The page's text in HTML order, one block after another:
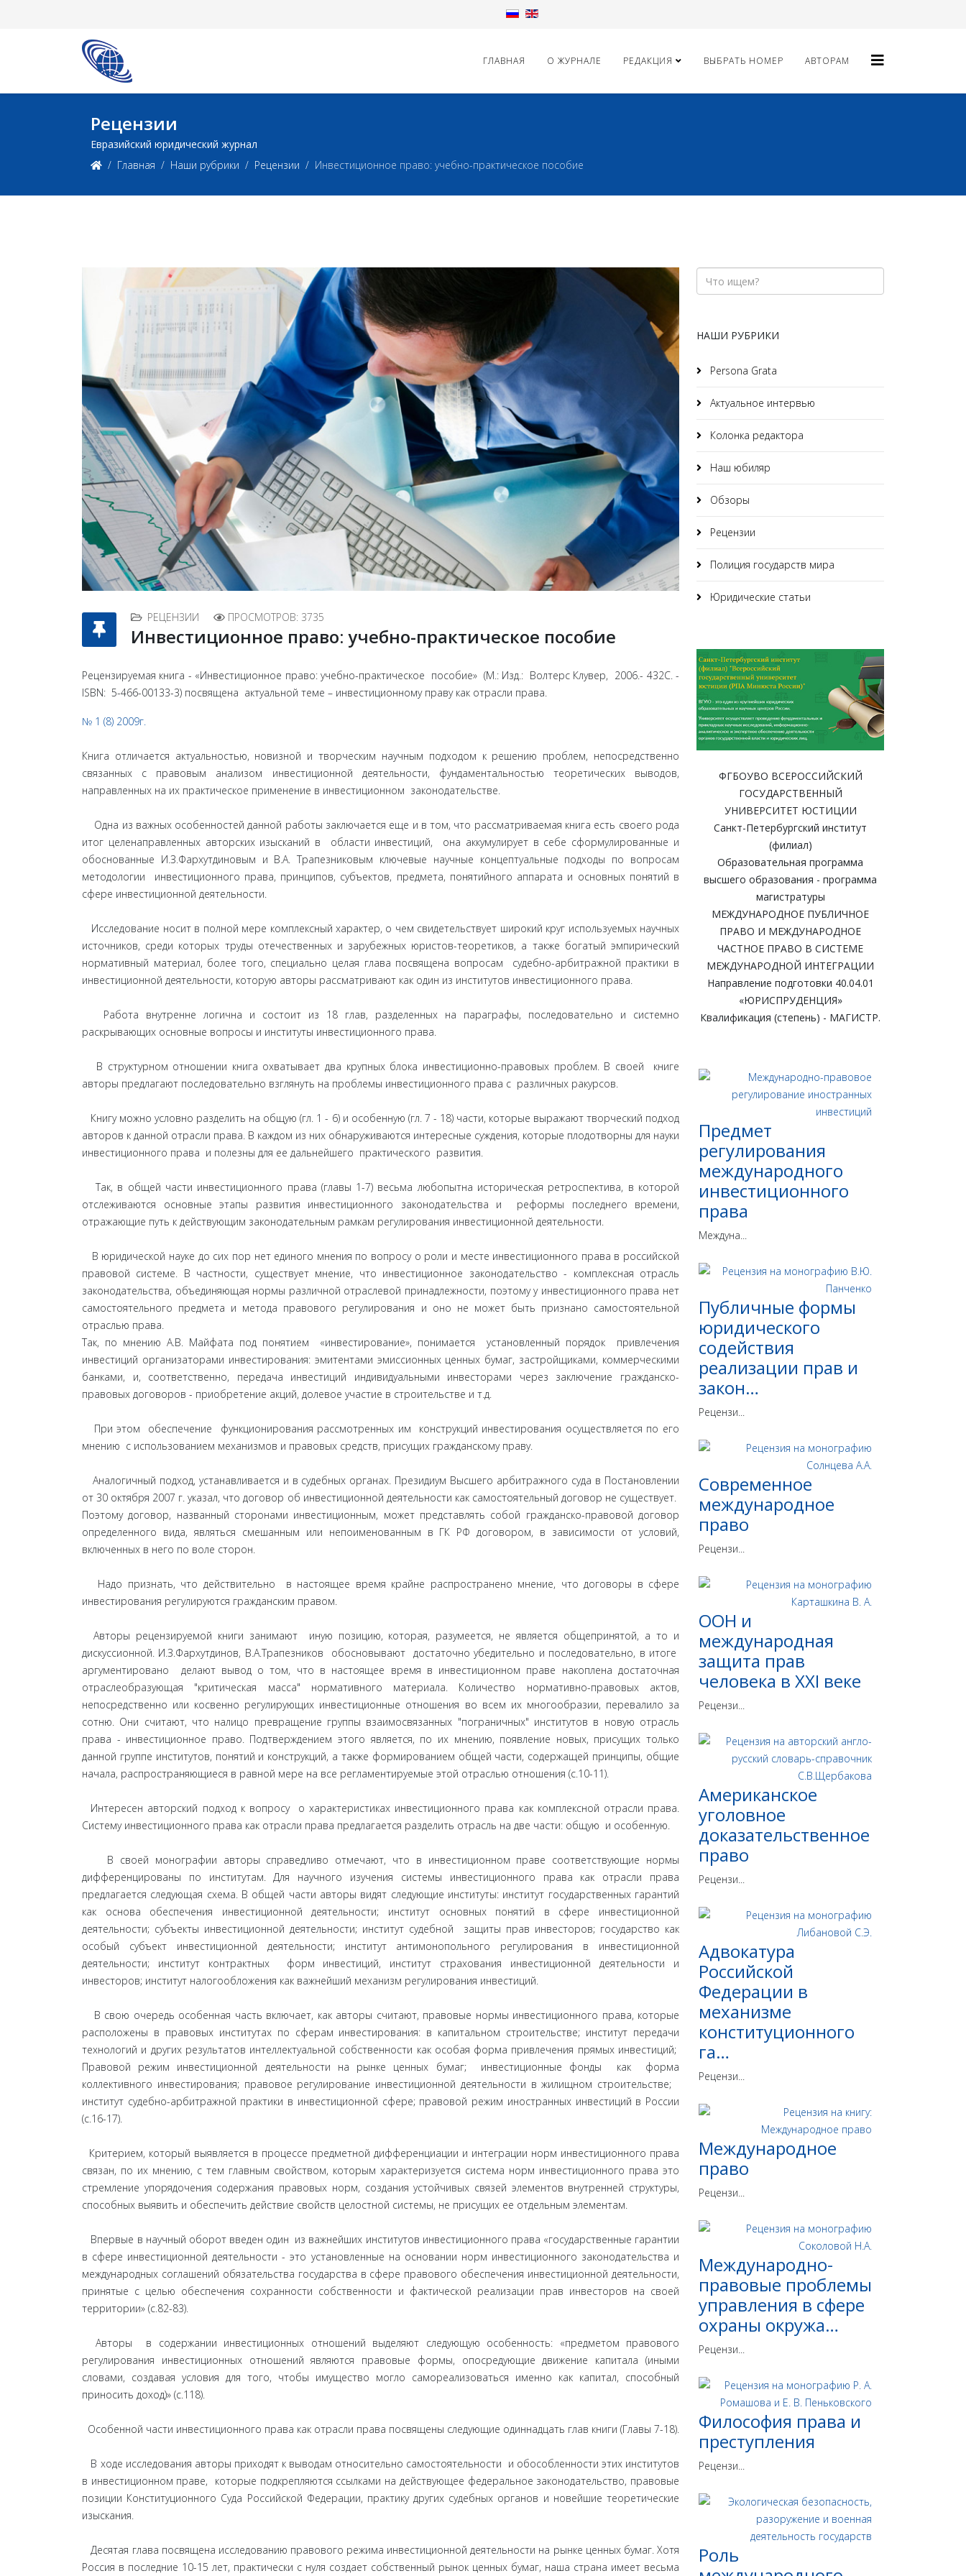
ГЛАВНАЯ О ЖУРНАЛЕ РЕДАКЦИЯ ВЫБРАТЬ НОМЕР АВТОРАМ
Рецензии
Евразийский юридический журнал
Главная
Наши рубрики Рецензии Инвестиционное право: учебно-практическое пособие
РЕЦЕНЗИИ ПРОСМОТРОВ: 3735
Инвестиционное право: учебно-практическое пособие
Рецензируемая книга - «Инвестиционное право: учебно-практическое пособие» (М.: Изд.: Волтерс Клувер, 2006.- 432С. -
ISBN: 5-466-00133-3) посвящена актуальной теме – инвестиционному праву как отрасли права.
№ 1 (8) 2009г.
Книга отличается актуальностью, новизной и творческим научным подходом к решению проблем, непосредственно
связанных с правовым анализом инвестиционной деятельности, фундаментальностью теоретических выводов,
направленных на их практическое применение в инвестиционном законодательстве.
Одна из важных особенностей данной работы заключается еще и в том, что рассматриваемая книга есть своего рода
итог целенаправленных авторских изысканий в области инвестиций, она аккумулирует в себе сформулированные и
обоснованные И.З.Фархутдиновым и В.А. Трапезниковым ключевые научные концептуальные подходы по вопросам
методологии инвестиционного права, принципов, субъектов, предмета, понятийного аппарата и основных понятий в
сфере инвестиционной деятельности.
Исследование носит в полной мере комплексный характер, о чем свидетельствует широкий круг используемых научных
источников, среди которых труды отечественных и зарубежных юристов-теоретиков, а также богатый эмпирический
нормативный материал, более того, специально целая глава посвящена вопросам судебно-арбитражной практики в
инвестиционной деятельности, которую авторы рассматривают как один из институтов инвестиционного права.
Работа внутренне логична и состоит из 18 глав, разделенных на параграфы, последовательно и системно
раскрывающих основные вопросы и институты инвестиционного права.
В структурном отношении книга охватывает два крупных блока инвестиционно-правовых проблем. В своей книге
авторы предлагают последовательно взглянуть на проблемы инвестиционного права с различных ракурсов.
Книгу можно условно разделить на общую (гл. 1 - 6) и особенную (гл. 7 - 18) части, которые выражают творческий подход
авторов к данной отрасли права. В каждом из них обнаруживаются интересные суждения, которые плодотворны для науки
инвестиционного права и полезны для ее дальнейшего практического развития.
Так, в общей части инвестиционного права (главы 1-7) весьма любопытна историческая ретроспектива, в которой
отслеживаются основные этапы развития инвестиционного законодательства и реформы последнего времени,
отражающие путь к действующим законодательным рамкам регулирования инвестиционной деятельности.
В юридической науке до сих пор нет единого мнения по вопросу о роли и месте инвестиционного права в российской
правовой системе. В частности, существует мнение, что инвестиционное законодательство - комплексная отрасль
законодательства, объединяющая нормы различной отраслевой принадлежности, поэтому у инвестиционного права нет
самостоятельного предмета и метода правового регулирования и оно не может быть признано самостоятельной
отраслью права.
Так, по мнению А.В. Майфата под понятием «инвестирование», понимается установленный порядок привлечения
инвестиций организаторами инвестирования: эмитентами эмиссионных ценных бумаг, застройщиками, коммерческими
банками, и, соответственно, передача инвестиций индивидуальными инвесторами через заключение гражданско-
правовых договоров - приобретение акций, долевое участие в строительстве и т.д.
При этом обеспечение функционирования рассмотренных им конструкций инвестирования осуществляется по его
мнению с использованием механизмов и правовых средств, присущих гражданскому праву.
Аналогичный подход, устанавливается и в судебных органах. Президиум Высшего арбитражного суда в Постановлении
от 30 октября 2007 г. указал, что договор об инвестиционной деятельности как самостоятельный договор не существует.
Поэтому договор, названный сторонами инвестиционным, может представлять собой гражданско-правовой договор
определенного вида, являться смешанным или непоименованным в ГК РФ договором, в зависимости от условий,
включенных в него по воле сторон.
Надо признать, что действительно в настоящее время крайне распространено мнение, что договоры в сфере
инвестирования регулируются гражданским правом.
Авторы рецензируемой книги занимают иную позицию, которая, разумеется, не является общепринятой, а то и
дискуссионной. И.З.Фархутдинов, В.А.Трапезников обосновывают достаточно убедительно и последовательно, в итоге
аргументировано делают вывод о том, что в настоящее время в инвестиционном праве накоплена достаточная
отраслеобразующая "критическая масса" нормативного материала. Количество нормативно-правовых актов,
непосредственно или косвенно регулирующих инвестиционные отношения во всем их многообразии, перевалило за
сотню. Они считают, что налицо превращение группы взаимосвязанных "пограничных" институтов в новую отрасль
права - инвестиционное право. Подтверждением этого является, по их мнению, появление новых, присущих только
данной группе институтов, понятий и конструкций, а также формированием общей части, содержащей принципы, общие
начала, распространяющиеся в равной мере на все регламентируемые этой отраслью отношения (с.10-11).
Интересен авторский подход к вопросу о характеристиках инвестиционного права как комплексной отрасли права.
Систему инвестиционного права как отрасли права предлагается разделить отрасль на две части: общую и особенную.
В своей монографии авторы справедливо отмечают, что в инвестиционном праве соответствующие нормы
дифференцированы по институтам. Для научного изучения системы инвестиционного права как отрасли права
предлагается следующая схема. В общей части авторы видят следующие институты: институт государственных гарантий
как основа обеспечения инвестиционной деятельности; институт основных понятий в сфере инвестиционной
деятельности; субъекты инвестиционной деятельности; институт судебной защиты прав инвесторов; государство как
особый субъект инвестиционной деятельности; институт антимонопольного регулирования в инвестиционной
деятельности; институт контрактных форм инвестиций, институт страхования инвестиционной деятельности и
инвесторов; институт налогообложения как важнейший механизм регулирования инвестиций.
В свою очередь особенная часть включает, как авторы считают, правовые нормы инвестиционного права, которые
расположены в правовых институтах по сферам инвестирования: в капитальном строительстве; институт передачи
технологий и других результатов интеллектуальной собственности как особая форма привлечения прямых инвестиций;
Правовой режим инвестиционной деятельности на рынке ценных бумаг; инвестиционные фонды как форма
коллективного инвестирования; правовое регулирование инвестиционной деятельности в жилищном строительстве;
институт судебно-арбитражной практики в инвестиционной сфере; правовой режим иностранных инвестиций в России
(с.16-17).
Критерием, который выявляется в процессе предметной дифференциации и интеграции норм инвестиционного права
связан, по их мнению, с тем главным свойством, которым характеризуется система норм инвестиционного права это
стремление упорядочения содержания правовых норм, создания устойчивых связей элементов внутренней структуры,
способных выявить и обеспечить действие свойств целостной системы, не присущих ее отдельным элементам.
Впервые в научный оборот введен один из важнейших институтов инвестиционного права «государственные гарантии
в сфере инвестиционной деятельности - это установленные на основании норм инвестиционного законодательства и
международных соглашений обязательства государства в сфере правового обеспечения инвестиционной деятельности,
принятые с целью обеспечения сохранности собственности и фактической реализации прав инвесторов на своей
территории» (с.82-83).
Авторы в содержании инвестиционных отношений выделяют следующую особенность: «предметом правового
регулирования инвестиционных отношений являются правовые формы, опосредующие движение капитала (иными
словами, создавая условия для того, чтобы имущество могло самореализоваться именно как капитал, способный
приносить доход)» (с.118).
Особенной части инвестиционного права как отрасли права посвящены следующие одиннадцать глав книги (Главы 7-18).
В ходе исследования авторы приходят к выводам относительно самостоятельности и обособленности этих институтов
в инвестиционном праве, которые подкрепляются ссылками на действующее федеральное законодательство, правовые
позиции Конституционного Суда Российской Федерации, практику других судебных органов и новейшие теоретические
изыскания.
Десятая глава посвящена исследованию правового режима инвестиционной деятельности на рынке ценных бумаг. Хотя
Россия в последние 10-15 лет, практически с нуля создает собственный рынок ценных бумаг, наша страна имеет весьма
НАШИ РУБРИКИ
Persona Grata
Актуальное интервью
Колонка редактора
Наш юбиляр
Обзоры
Рецензии
Полиция государств мира
Юридические статьи
ФГБОУВО ВСЕРОССИЙСКИЙ
ГОСУДАРСТВЕННЫЙ
УНИВЕРСИТЕТ ЮСТИЦИИ
Санкт-Петербургский институт
(филиал)
Образовательная программа
высшего образования - программа
магистратуры
МЕЖДУНАРОДНОЕ ПУБЛИЧНОЕ
ПРАВО И МЕЖДУНАРОДНОЕ
ЧАСТНОЕ ПРАВО В СИСТЕМЕ
МЕЖДУНАРОДНОЙ ИНТЕГРАЦИИ
Направление подготовки 40.04.01
«ЮРИСПРУДЕНЦИЯ»
Квалификация (степень) - МАГИСТР.
Предмет
регулирования
международного
инвестиционного
права
Междуна...
Публичные формы
юридического
содействия
реализации прав и
закон…
Рецензи...
Современное
международное
право
Рецензи...
ООН и
международная
защита прав
человека в ХХI веке
Рецензи...
Американское
уголовное
доказательственное
право
Рецензи...
Адвокатура
Российской
Федерации в
механизме
конституционного
га…
Рецензи...
Международное
право
Рецензи...
Международно-
правовые проблемы
управления в сфере
охраны окружа…
Рецензи...
Философия права и
преступления
Рецензи...
Роль